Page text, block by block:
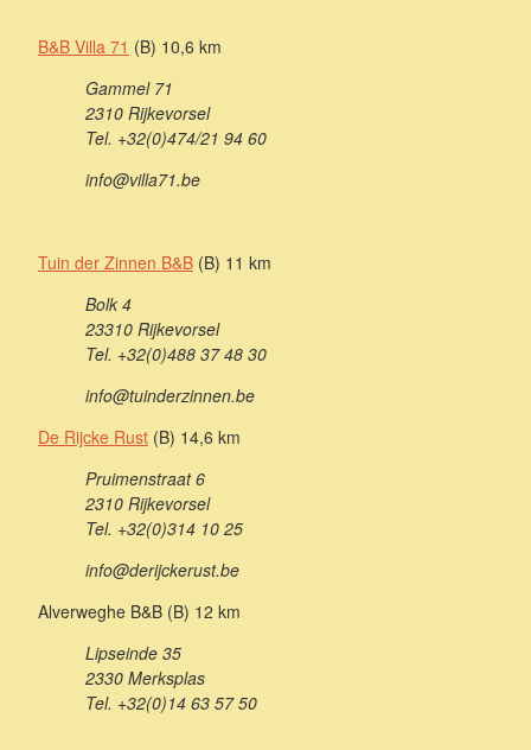
B&B Villa 71 (B) 10,6 km
Gammel 71
2310 Rijkevorsel
Tel. +32(0)474/21 94 60
info@villa71.be
Tuin der Zinnen B&B (B) 11 km
Bolk 4
23310 Rijkevorsel
Tel. +32(0)488 37 48 30
info@tuinderzinnen.be
De Rijcke Rust (B) 14,6 km
Pruimenstraat 6
2310 Rijkevorsel
Tel. +32(0)314 10 25
info@derijckerust.be
Alverweghe B&B (B) 12 km
Lipseinde 35
2330 Merksplas
Tel. +32(0)14 63 57 50